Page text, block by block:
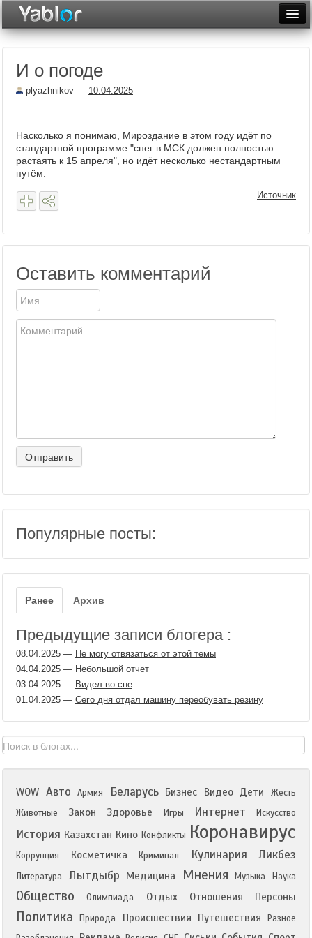
Архив
И о погоде
plyazhnikov — 10.04.2025
Насколько я понимаю, Мироздание в этом году идёт по
стандартной программе "снег в МСК должен полностью
растаять к 15 апреля", но идёт несколько нестандартным
путём.
Источник
Оставить комментарий
Популярные посты:
Ранее Архив
Предыдущие записи блогера :
08.04.2025 — Не могу отвязаться от этой темы
04.04.2025 — Небольшой отчет
03.04.2025 — Видел во сне
01.04.2025 — Сего дня отдал машину переобувать резину
WOW Авто Армия Беларусь Бизнес Видео Дети
Жесть
Животные
Закон Здоровье Игры Интернет Искусство
История Казахстан Кино Конфликты Коронавирус
Коррупция Косметичка Криминал Кулинария Ликбез
Литература Лытдыбр Медицина Мнения Музыка Наука
Общество Олимпиада Отдых Отношения Персоны
Политика Природа Происшествия Путешествия
Разное